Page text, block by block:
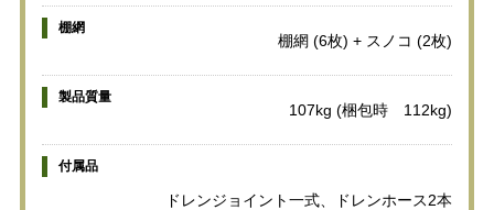
棚網
棚網 (6枚) + スノコ (2枚)
製品質量
107kg (梱包時 112kg)
付属品
ドレンジョイント一式、ドレンホース2本